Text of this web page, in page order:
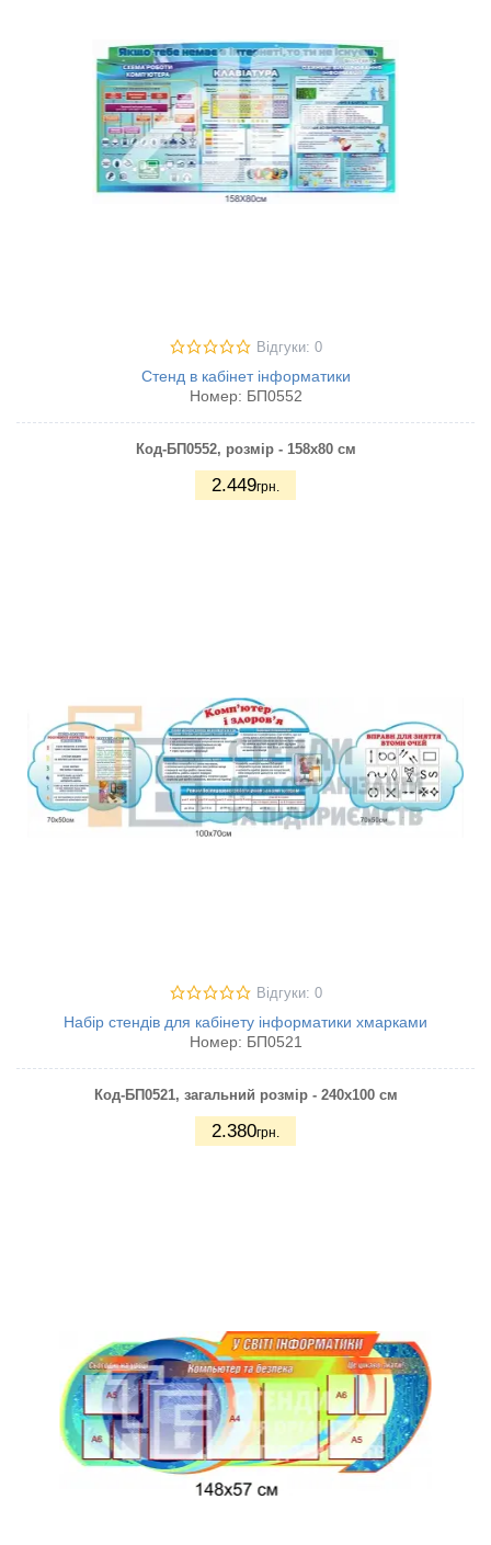
Відгуки: 0
Стенд в кабінет інформатики
Номер: БП0552
Код-БП0552, розмір - 158х80 см
2.449грн.
Відгуки: 0
Набір стендів для кабінету інформатики хмарками
Номер: БП0521
Код-БП0521, загальний розмір - 240х100 см
2.380грн.